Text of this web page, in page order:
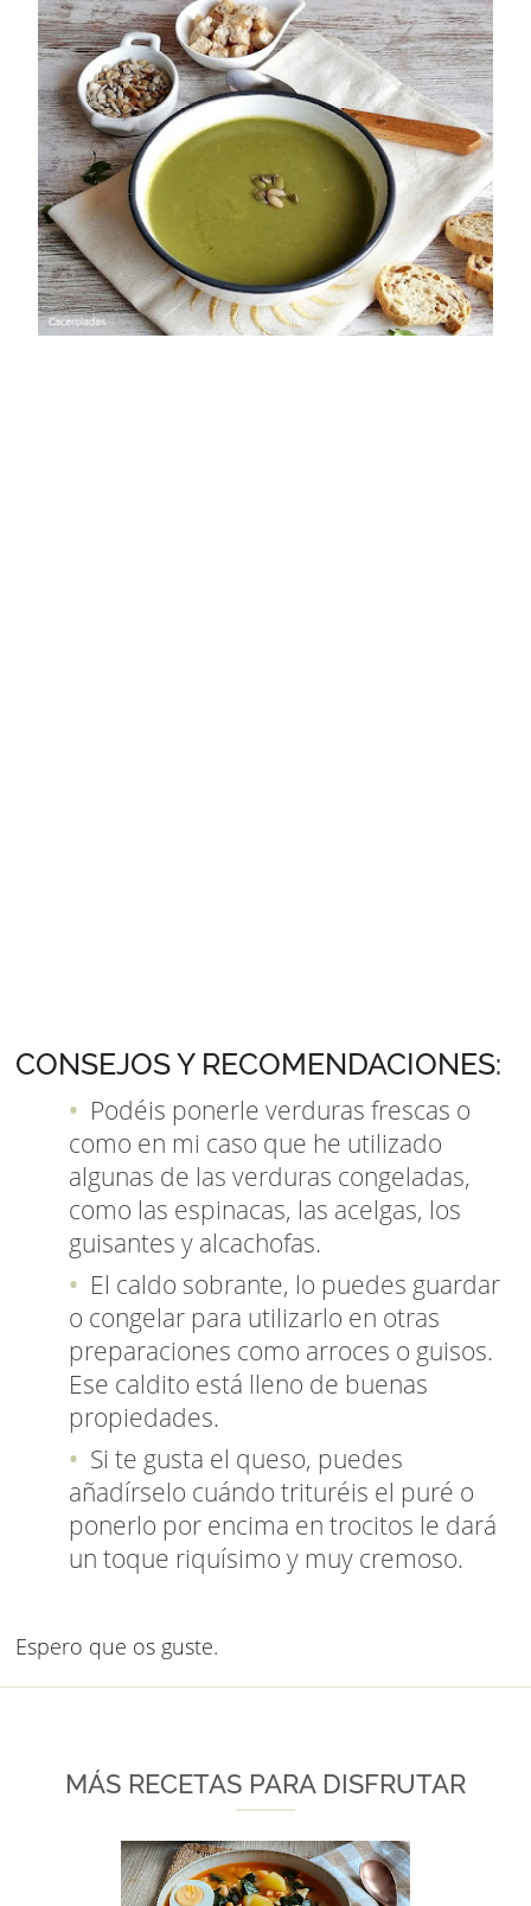
CONSEJOS Y RECOMENDACIONES:
Podéis ponerle verduras frescas o
como en mi caso que he utilizado
algunas de las verduras congeladas,
como las espinacas, las acelgas, los
guisantes y alcachofas.
El caldo sobrante, lo puedes guardar
o congelar para utilizarlo en otras
preparaciones como arroces o guisos.
Ese caldito está lleno de buenas
propiedades.
Si te gusta el queso, puedes
añadírselo cuándo trituréis el puré o
ponerlo por encima en trocitos le dará
un toque riquísimo y muy cremoso.
Espero que os guste.
MÁS RECETAS PARA DISFRUTAR